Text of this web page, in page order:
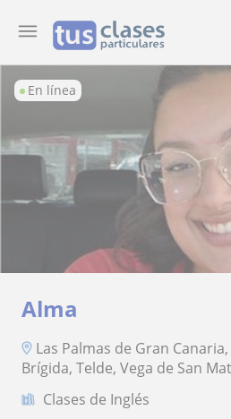
En línea
Alma
Las Palmas de Gran
Brígida, Telde, Vega de San
Clases de Inglés